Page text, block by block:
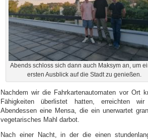
Abends schloss sich dann auch Maksym an, um
ersten Ausblick auf die Stadt zu genießen.
Nachdem wir die Fahrkartenautomaten vor Ort
Fähigkeiten überlistet hatten, erreichten
Abendessen eine Mensa, die ein unerwartet
vegetarisches Mahl darbot.
Nach einer Nacht, in der die einen